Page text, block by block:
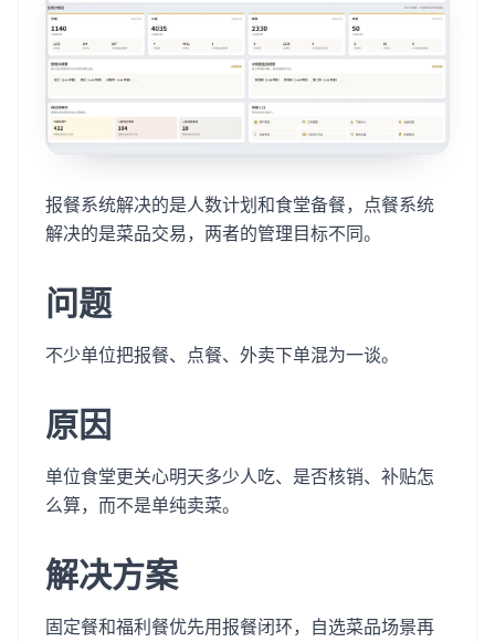
报餐系统解决的是人数计划和食堂备餐，点餐系统
解决的是菜品交易，两者的管理目标不同。
问题
不少单位把报餐、点餐、外卖下单混为一谈。
原因
单位食堂更关心明天多少人吃、是否核销、补贴怎
么算，而不是单纯卖菜。
解决方案
固定餐和福利餐优先用报餐闭环，自选菜品场景再